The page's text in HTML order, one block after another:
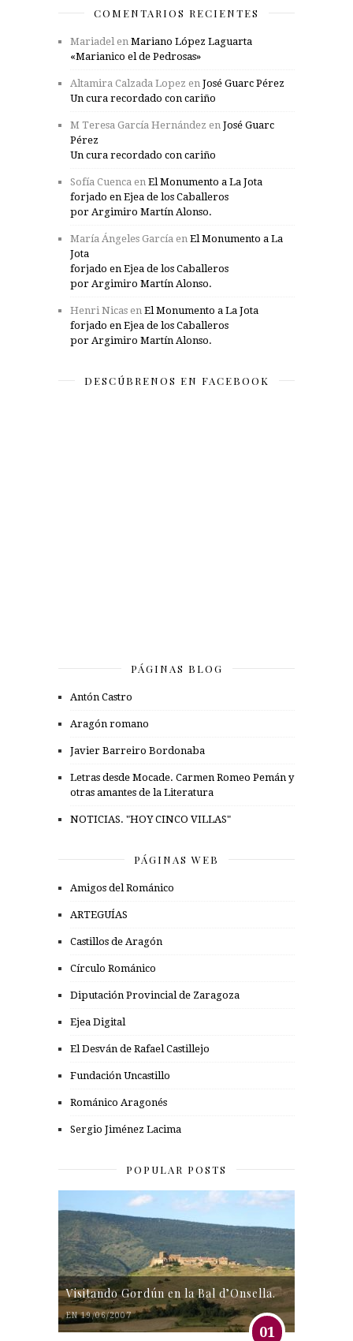
COMENTARIOS RECIENTES
Mariadel en Mariano López Laguarta
«Marianico el de Pedrosas»
Altamira Calzada Lopez en José Guarc Pérez
Un cura recordado con cariño
M Teresa García Hernández en José Guarc
Pérez
Un cura recordado con cariño
Sofía Cuenca en El Monumento a La Jota
forjado en Ejea de los Caballeros
por Argimiro Martín Alonso.
María Ángeles García en El Monumento a La
Jota
forjado en Ejea de los Caballeros
por Argimiro Martín Alonso.
Henri Nicas en El Monumento a La Jota
forjado en Ejea de los Caballeros
por Argimiro Martín Alonso.
DESCÚBRENOS EN FACEBOOK
PÁGINAS BLOG
Antón Castro
Aragón romano
Javier Barreiro Bordonaba
Letras desde Mocade. Carmen Romeo Pemán y
otras amantes de la Literatura
NOTICIAS. "HOY CINCO VILLAS"
PÁGINAS WEB
Amigos del Románico
ARTEGUÍAS
Castillos de Aragón
Círculo Románico
Diputación Provincial de Zaragoza
Ejea Digital
El Desván de Rafael Castillejo
Fundación Uncastillo
Románico Aragonés
Sergio Jiménez Lacima
POPULAR POSTS
Visitando Gordún en la Bal d’Onsella.
EN 19/06/2007
01